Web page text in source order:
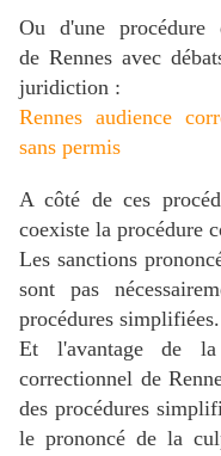
Ou d'une procédure
de Rennes avec
juridiction :
Rennes audience
sans permis
A côté de ces
coexiste la procédure
Les sanctions
sont pas
procédures simplifiées.
Et l'avantage de
correctionnel de
des procédures
le prononcé de la